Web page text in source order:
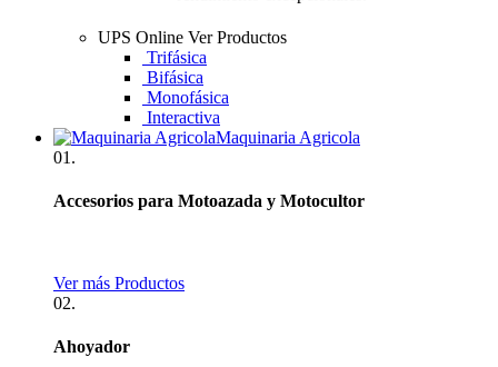
UPS Online Ver Productos
Trifásica
Bifásica
Monofásica
Interactiva
Maquinaria Agricola
01.
Accesorios para Motoazada y Motocultor
Ver más Productos
02.
Ahoyador